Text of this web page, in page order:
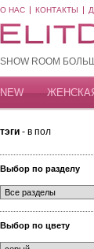
О НАС КОНТАКТЫ
SHOW ROOM
NEW
тэги - в пол
Выбор по разделу
Выбор по цвету